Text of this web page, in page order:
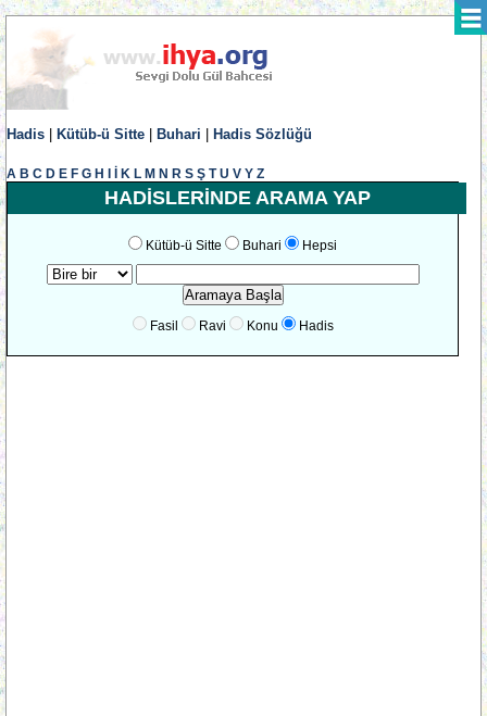
Hadis Kütüb-ü Sitte Buhari Hadis Sözlüğü
A B C D E F G H K L M N R S Ş T U V Y Z
HADİSLERİNDE ARAMA YAP
Kütüb-ü Sitte Buhari Hepsi
Fasil Ravi Konu Hadis